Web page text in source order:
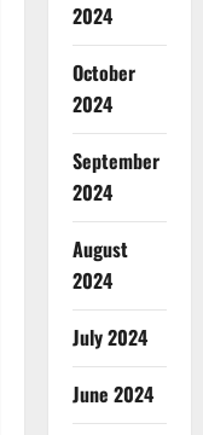
2024
October
2024
September
2024
August
2024
July 2024
June 2024